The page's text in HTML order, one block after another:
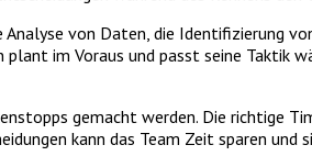
von Daten, die Identifizierung
im Voraus und passt seine Taktik
gemacht werden. Die richtige
kann das Team Zeit sparen und